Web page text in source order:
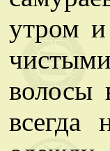
утром
волосы
всегда